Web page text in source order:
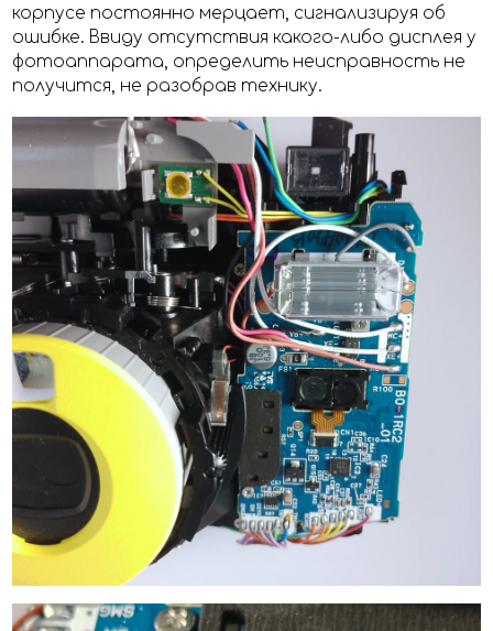
корпусе постоянно мерцает, сигнализируя об
ошибке. Ввиду отсутствия какого-либо дисплея у
фотоаппарата, определить неисправность не
получится, не разобрав технику.